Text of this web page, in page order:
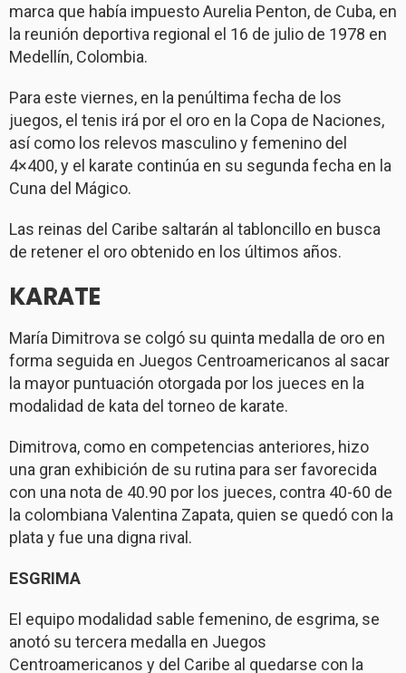
marca que había impuesto Aurelia Penton, de Cuba, en
la reunión deportiva regional el 16 de julio de 1978 en
Medellín, Colombia.
Para este viernes, en la penúltima fecha de los
juegos, el tenis irá por el oro en la Copa de Naciones,
así como los relevos masculino y femenino del
4×400, y el karate continúa en su segunda fecha en la
Cuna del Mágico.
Las reinas del Caribe saltarán al tabloncillo en busca
de retener el oro obtenido en los últimos años.
KARATE
María Dimitrova se colgó su quinta medalla de oro en
forma seguida en Juegos Centroamericanos al sacar
la mayor puntuación otorgada por los jueces en la
modalidad de kata del torneo de karate.
Dimitrova, como en competencias anteriores, hizo
una gran exhibición de su rutina para ser favorecida
con una nota de 40.90 por los jueces, contra 40-60 de
la colombiana Valentina Zapata, quien se quedó con la
plata y fue una digna rival.
ESGRIMA
El equipo modalidad sable femenino, de esgrima, se
anotó su tercera medalla en Juegos
Centroamericanos y del Caribe al quedarse con la